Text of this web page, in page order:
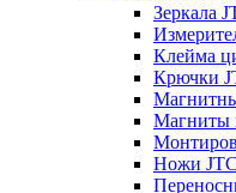
Зеркала
Клейма
Крючки
Магниты
Ножи JTC